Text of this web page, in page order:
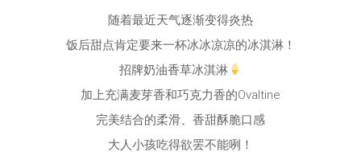
随着最近天气逐渐变得炎热
饭后甜点肯定要来一杯冰冰凉凉的冰淇淋！
招牌奶油香草冰淇淋
加上充满麦芽香和巧克力香的Ovaltine
完美结合的柔滑、香甜酥脆口感
大人小孩吃得欲罢不能咧！